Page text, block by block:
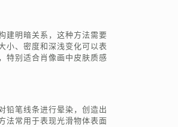
建明暗关系，这种方法需要
小、密度和深浅变化可以表
特别适合肖像画中皮肤质感
铅笔线条进行晕染，创造出
法常用于表现光滑物体表面